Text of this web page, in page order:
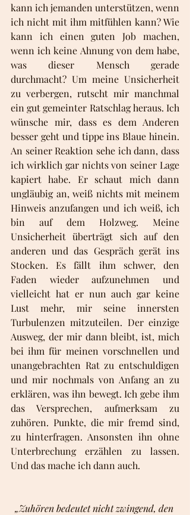
kann ich jemanden unterstützen, wenn
ich nicht mit ihm mitfühlen kann? Wie
kann ich einen guten Job machen,
wenn ich keine Ahnung von dem habe,
was dieser Mensch gerade
durchmacht? Um meine Unsicherheit
zu verbergen, rutscht mir manchmal
ein gut gemeinter Ratschlag heraus. Ich
wünsche mir, dass es dem Anderen
besser geht und tippe ins Blaue hinein.
An seiner Reaktion sehe ich dann, dass
ich wirklich gar nichts von seiner Lage
kapiert habe. Er schaut mich dann
ungläubig an, weiß nichts mit meinem
Hinweis anzufangen und ich weiß, ich
bin auf dem Holzweg. Meine
Unsicherheit überträgt sich auf den
anderen und das Gespräch gerät ins
Stocken. Es fällt ihm schwer, den
Faden wieder aufzunehmen und
vielleicht hat er nun auch gar keine
Lust mehr, mir seine innersten
Turbulenzen mitzuteilen. Der einzige
Ausweg, der mir dann bleibt, ist, mich
bei ihm für meinen vorschnellen und
unangebrachten Rat zu entschuldigen
und mir nochmals von Anfang an zu
erklären, was ihn bewegt. Ich gebe ihm
das Versprechen, aufmerksam zu
zuhören. Punkte, die mir fremd sind,
zu hinterfragen. Ansonsten ihn ohne
Unterbrechung erzählen zu lassen.
Und das mache ich dann auch.
„Zuhören bedeutet nicht zwingend, den